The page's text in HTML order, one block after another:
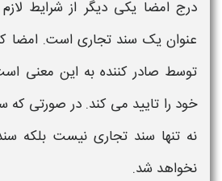
درج امضا یکی دیگر از شرایط لازم
عنوان یک سند تجاری است. امضا
توسط صادر کننده به این معنی
خود را تایید می کند. در صورتی که
نه تنها سند تجاری نیست بلکه
نخواهد شد.